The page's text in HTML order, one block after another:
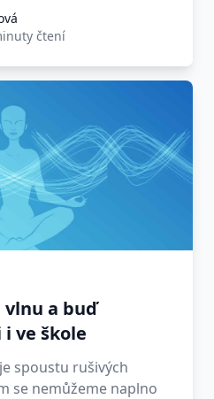
čtení
vlnu a buď
ve škole
spoustu rušivých
se nemůžeme naplno